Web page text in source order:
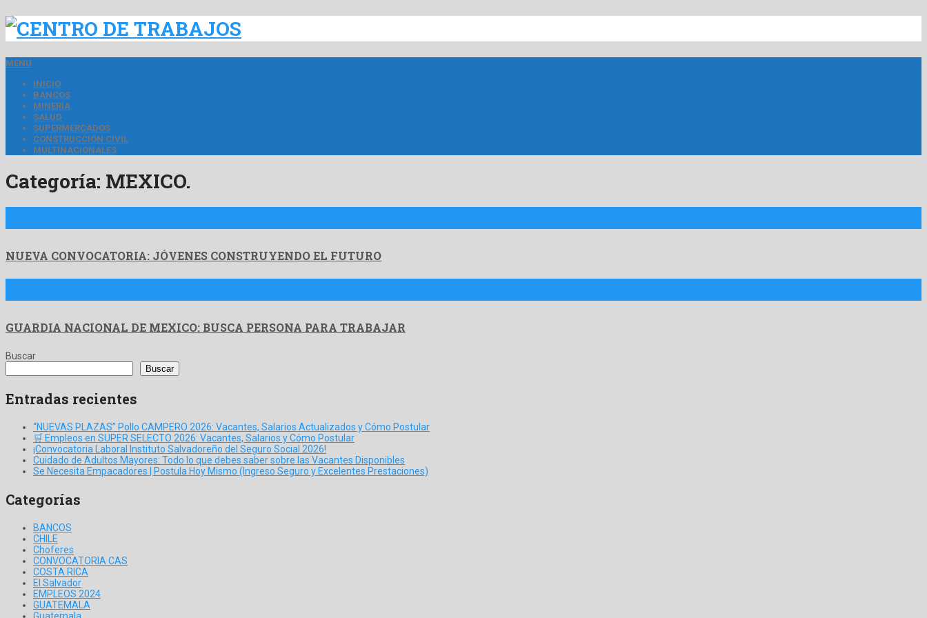
MENU
INICIO
BANCOS
MINERÍA
SALUD
SUPERMERCADOS
CONSTRUCCIÓN CIVIL
MULTINACIONALES
Categoría: MEXICO.
NUEVA CONVOCATORIA: JÓVENES CONSTRUYENDO EL FUTURO
GUARDIA NACIONAL DE MEXICO: BUSCA PERSONA PARA TRABAJAR
Buscar
Buscar
Entradas recientes
“NUEVAS PLAZAS” Pollo CAMPERO 2026: Vacantes, Salarios Actualizados y Cómo Postular
🛒 Empleos en SUPER SELECTO 2026: Vacantes, Salarios y Cómo Postular
¡Convocatoria Laboral Instituto Salvadoreño del Seguro Social 2026!
Cuidado de Adultos Mayores: Todo lo que debes saber sobre las Vacantes Disponibles
Se Necesita Empacadores | Postula Hoy Mismo (Ingreso Seguro y Excelentes Prestaciones)
Categorías
BANCOS
CHILE
Choferes
CONVOCATORIA CAS
COSTA RICA
El Salvador
EMPLEOS 2024
GUATEMALA
Guatemala